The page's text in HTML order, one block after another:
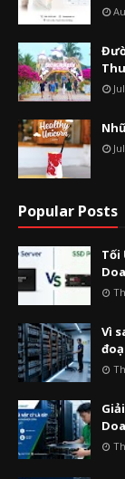
Popular Posts
Tối
Vì